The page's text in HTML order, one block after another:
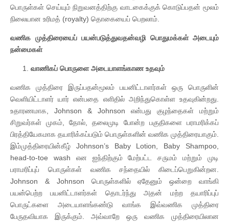
பொருள்கள் செய்யும் நிறுவனத்திற்கு வாடகைக்குக் கொடுப்பதன் மூலம்
நிலையான உரிமத் (royalty) தொகையைப் பெறலாம்.
வணிக முத்திரையைப் பயன்படுத்துவதன்வழி பொதுமக்கள் அடையும்
நன்மைகள்
வாணிகப் பொருளை அடையாளங்காண உதவும்
வணிக முத்திரை இருப்பதன்மூலம் பயனிட்டாளர்கள் ஒரு பொருளின்
வெளியிட்டாளர் யார் என்பதை எளிதில் அறிந்துகொள்ள உதவுகின்றது.
உதாரணமாக, Johnson & Johnson என்பது குழந்தைகள் மற்றும்
சிறுவர்கள் முகம், தோல், தலைமுடி போன்ற பகுதிகளை பராமரிக்கப்
பிரத்தியேகமாக தயாரிக்கப்படும் பொருள்களின் வணிக முத்திரையாகும்.
இம்முத்திரையின்கீழ் Johnson’s Baby Lotion, Baby Shampoo,
head-to-toe wash என ஐந்திற்கும் மேற்பட்ட சருமம் மற்றும் முடி
பராமரிப்புப் பொருள்கள் வணிக சந்தையில் கிடைப்பெறுகின்றன.
Johnson & Johnson பொருள்களில் ஏதேனும் ஒன்றை வாங்கி
பயன்பெற்ற பயனிட்டாளர்கள் தொடர்ந்து அதன் மற்ற தயாரிப்புப்
பொருட்களை அடையாளங்கண்டு வாங்க இவ்வணிக முத்திரை
பேருதவியாக இருக்கும். அவ்வாறே ஒரு வணிக முத்திரையிலான